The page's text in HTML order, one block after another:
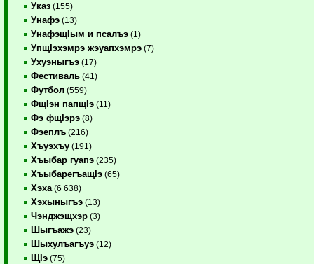
Указ (155)
Унафэ (13)
УнафэщIым и псалъэ (1)
УпщIэхэмрэ жэуапхэмрэ (7)
Ухуэныгъэ (17)
Фестиваль (41)
Футбол (559)
ФщIэн папщIэ (11)
Фэ фщIэрэ (8)
Фэеплъ (216)
Хъуэхъу (191)
Хъыбар гуапэ (235)
ХъыбарегъащIэ (65)
Хэха (6 638)
Хэхыныгъэ (13)
Чэнджэщхэр (3)
Шыгъажэ (23)
Шыхулъагъуэ (12)
ЩIэ (75)